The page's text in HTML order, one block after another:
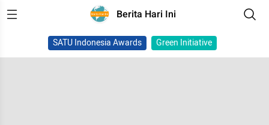
Berita Hari Ini
SATU Indonesia Awards Green Initiative